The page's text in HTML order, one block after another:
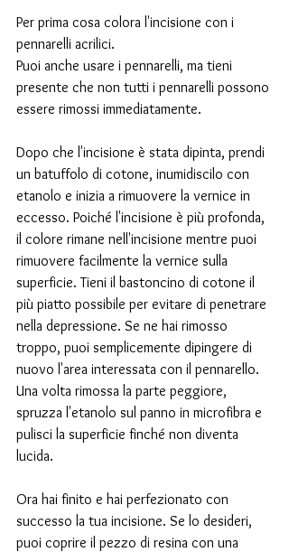
Per prima cosa colora l'incisione con i
pennarelli acrilici.
Puoi anche usare i pennarelli, ma tieni
presente che non tutti i pennarelli possono
essere rimossi immediatamente.
Dopo che l'incisione è stata dipinta, prendi
un batuffolo di cotone, inumidiscilo con
etanolo e inizia a rimuovere la vernice in
eccesso. Poiché l'incisione è più profonda,
il colore rimane nell'incisione mentre puoi
rimuovere facilmente la vernice sulla
superficie. Tieni il bastoncino di cotone il
più piatto possibile per evitare di penetrare
nella depressione. Se ne hai rimosso
troppo, puoi semplicemente dipingere di
nuovo l'area interessata con il pennarello.
Una volta rimossa la parte peggiore,
spruzza l'etanolo sul panno in microfibra e
pulisci la superficie finché non diventa
lucida.
Ora hai finito e hai perfezionato con
successo la tua incisione. Se lo desideri,
puoi coprire il pezzo di resina con una